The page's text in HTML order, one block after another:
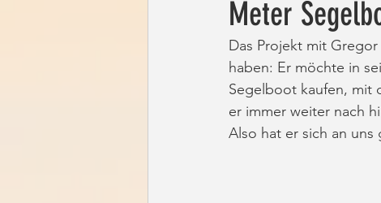
Meter
Das Projekt mit
haben: Er möchte in
Segelboot kaufen, mit
er immer weiter nach
Also hat er sich an